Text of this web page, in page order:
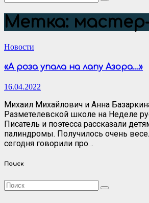
Метка:
Новости
«А роза упала на лапу Азора…»
16.04.2022
Михаил Михайлович и Анна
Разметелевской школе на Неделе
Писатель и поэтесса рассказали
палиндромы. Получилось очень
сегодня говорили про…
Поиск